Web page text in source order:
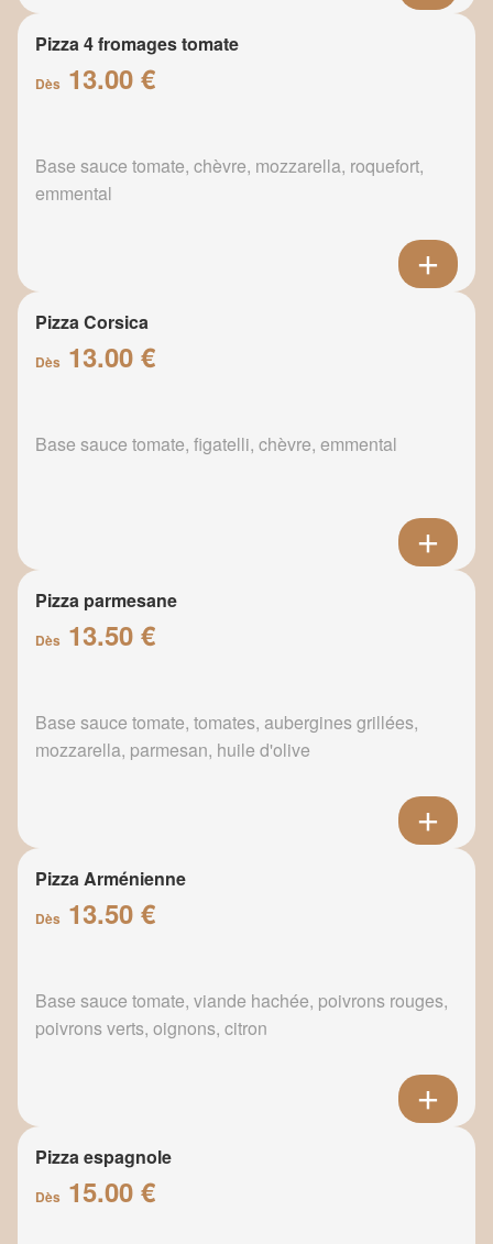
Pizza 4 fromages tomate
Dès 13.00 €
Base sauce tomate, chèvre, mozzarella, roquefort,
emmental
Pizza Corsica
Dès 13.00 €
Base sauce tomate, figatelli, chèvre, emmental
Pizza parmesane
Dès 13.50 €
Base sauce tomate, tomates, aubergines grillées,
mozzarella, parmesan, huile d'olive
Pizza Arménienne
Dès 13.50 €
Base sauce tomate, viande hachée, poivrons rouges,
poivrons verts, oignons, citron
Pizza espagnole
Dès 15.00 €